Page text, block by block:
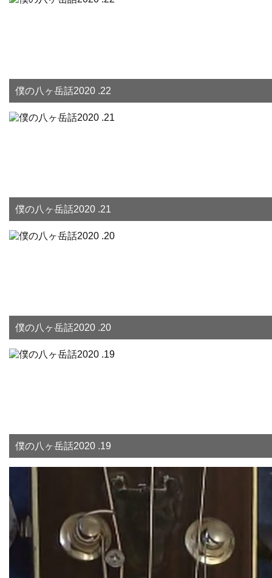
僕の八ヶ岳話2020 .22
僕の八ヶ岳話2020 .21
僕の八ヶ岳話2020 .20
僕の八ヶ岳話2020 .19